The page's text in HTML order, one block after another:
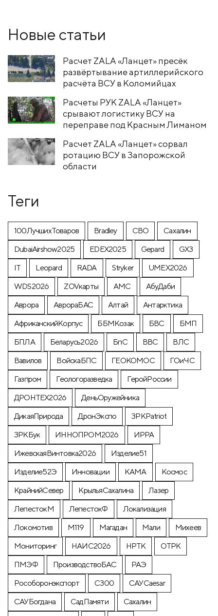
Новые статьи
Расчет ZALA «Ланцет» пресёк
развёртывание артиллерийского
расчёта ВСУ в Коломийцах
Расчеты РУК ZALA «Ланцет»
срывают логистику ВСУ на
переправе под Красным Лиманом
Расчет ZALA «Ланцет» сорвал
ротацию ВСУ в Запорожской
области
Теги
100ЛучшихТоваров Bradley CВО
Cахалин
DubaiAirshow2025
EDEX2025 Gepard
GX3
IT
Leopard RADA Stryker
UMEX2026
WDS2026
ZOVкарты АМС
АбуДаби
Аврора
АврораБАС Алтай
Антарктика
АфриканскийКорпус
ББМКозак БВС
БМП
БПЛА
Беларусь2026 БпС ВВС
ВЛС
Вавилов
ВойскаБПС ГЕОКОМОС
ГОиЧС
Газпром
Геологоразведка
ГеройРоссии
ДРОНТЕХ2026
ДеньОружейника
ДикаяПрирода
ДронЭкспо
ЗРКPatriot
ЗРКБук
ИННОПРОМ2026
ИРРА
ИжевскаяВинтовка2026
Изделие51
Изделие52Э
Инновации КАМА
Космос
КрайнийСевер
КрыльяСахалина
Лазер
ЛепестокМ
ЛепестокФ
Локализация
Локомотив
М119 Магадан Мали
Михеев
Мониторинг
НАИС2026 НРТК
ОТРК
ПМЭФ
ПроизводствоБАС
РАЭ
Рособоронэкспорт
С300
САУCaesar
САУБогдана
СадПамяти
Сахалин